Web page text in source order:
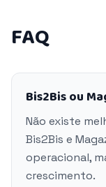
FAQ
Bis2Bis ou
Não existe
Bis2Bis e
operacional,
crescimento.